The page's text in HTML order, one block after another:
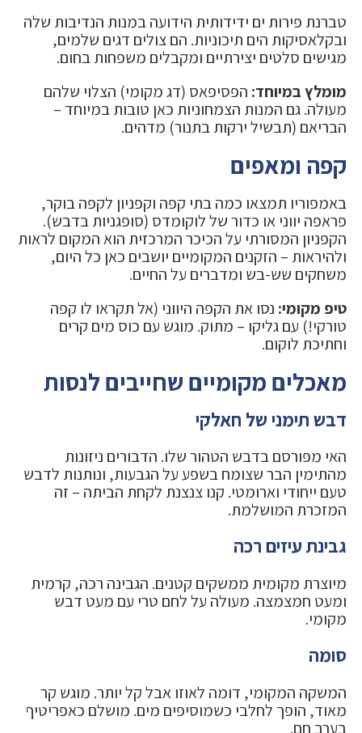
טברנת פירות ים ידידותית הידועה במנות הנדיבות שלה
ובקלאסיקות הים תיכוניות. הם צולים דגים שלמים,
מגישים סלטים יצירתיים ומקבלים משפחות בחום.
מומלץ במיוחד: הפסיפאס (דג מקומי) הצלוי שלהם
מעולה. גם המנות הצמחוניות כאן טובות במיוחד –
הבריאם (תבשיל ירקות בתנור) מדהים.
קפה ומאפים
באמפוריו תמצאו כמה בתי קפה וקפניון לקפה בוקר,
פראפה יווני או כדור של לוקומדס (סופגניות בדבש).
הקפניון המסורתי על הכיכר המרכזית הוא המקום לראות
ולהיראות – הזקנים המקומיים יושבים כאן כל היום,
משחקים שש-בש ומדברים על החיים.
טיפ מקומי: נסו את הקפה היווני (אל תקראו לו קפה
טורקי!) עם גליקו – מתוק. מוגש עם כוס מים קרים
וחתיכת לוקום.
מאכלים מקומיים שחייבים לנסות
דבש תימני של חאלקי
האי מפורסם בדבש הטהור שלו. הדבורים ניזונות
מהתימין הבר שצומח בשפע על הגבעות, ונותנות לדבש
טעם ייחודי וארומטי. קנו צנצנת לקחת הביתה – זה
המזכרת המושלמת.
גבינת עיזים רכה
מיוצרת מקומית ממשקים קטנים. הגבינה רכה, קרמית
ומעט חמצמצה. מעולה על לחם טרי עם מעט דבש
מקומי.
סומה
המשקה המקומי, דומה לאוזו אבל קל יותר. מוגש קר
מאוד, הופך לחלבי כשמוסיפים מים. מושלם כאפריטיף
בערב חם.